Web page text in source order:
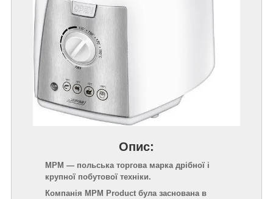
Опис:
MPM — польська торгова марка дрібної і
крупної побутової техніки.
Компанія MPM Product була заснована в